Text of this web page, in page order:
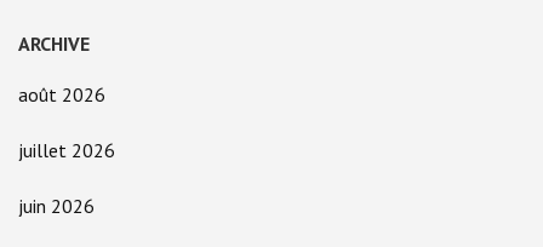
ARCHIVE
août 2026
juillet 2026
juin 2026